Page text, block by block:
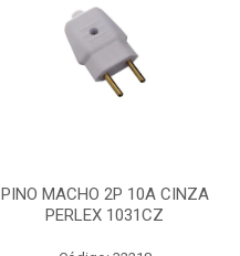
PINO MACHO 2P 10A CINZA
PERLEX 1031CZ